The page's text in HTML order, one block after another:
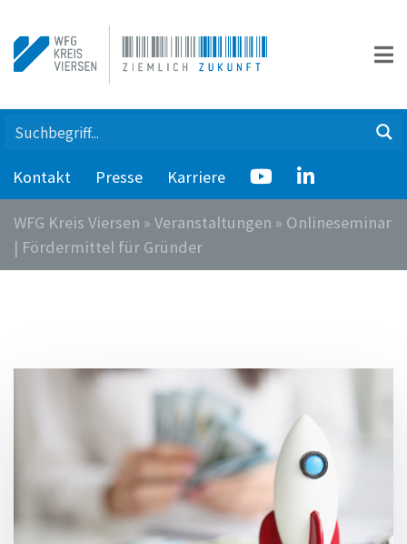
Kontakt Presse Karriere
WFG Kreis Viersen » Veranstaltungen » Onlineseminar
| Fördermittel für Gründer